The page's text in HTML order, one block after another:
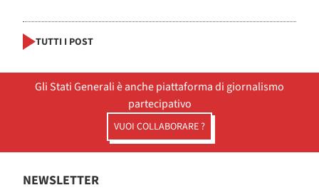
TUTTI I POST
Gli Stati Generali è anche piattaforma di giornalismo
partecipativo
VUOI COLLABORARE ?
NEWSLETTER